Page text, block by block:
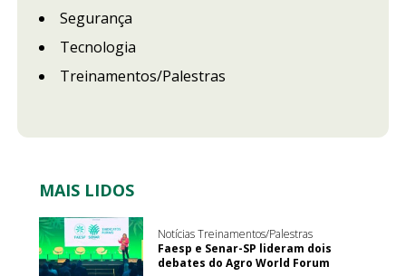
Segurança
Tecnologia
Treinamentos/Palestras
MAIS LIDOS
Notícias Treinamentos/Palestras
Faesp e Senar-SP lideram dois
debates do Agro World Forum